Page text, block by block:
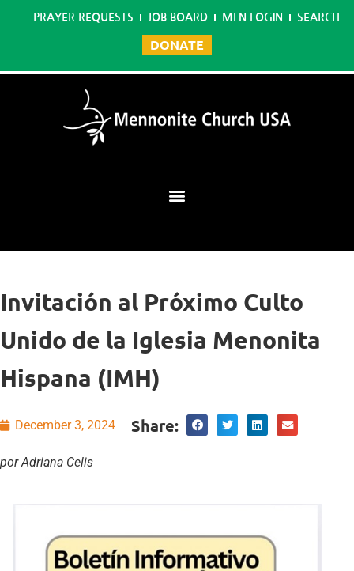
PRAYER REQUESTS JOB BOARD MLN LOGIN SEARCH
DONATE
Invitación al Próximo Culto
Unido de la Iglesia Menonita
Hispana (IMH)
December 3, 2024 Share:
por Adriana Celis